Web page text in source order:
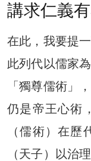
講求仁義
在此，我要提
此列代以儒家
「獨尊儒術」
仍是帝王心術
（儒術）在
（天子）以治